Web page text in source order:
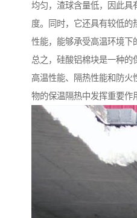
均匀，渣球含量低，因此具
度。同时，它还具有较低的
性能，能够承受高温环境下
总之，硅酸铝棉块是一种的
高温性能、隔热性能和防火
物的保温隔热中发挥重要作